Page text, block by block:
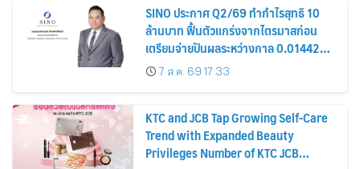
SINO ประกาศ Q2/69 ทำกำไรสุทธิ 10
ล้านบาท ฟื้นตัวแกร่งจากไตรมาสก่อน
เตรียมจ่ายปันผลระหว่างกาล 0.014423
บาทต่อหุ้น ครึ่งปีหลังมุ่งเติบโตต่อเนื่อง
7 ส.ค. 69 17:33
KTC and JCB Tap Growing Self-Care
Trend with Expanded Beauty
Privileges Number of KTC JCB